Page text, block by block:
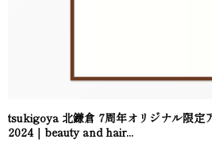
tsukigoya 北鎌倉 7周年オリジナル限定
2024｜beauty and hair...